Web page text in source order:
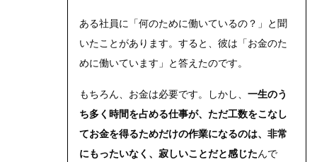
ある社員に「何のために働いているの？」と聞
いたことがあります。すると、彼は「お金のた
めに働いています」と答えたのです。
もちろん、お金は必要です。しかし、 一生のう
ち多く時間を占める仕事が、ただ工数をこなし
てお金を得るためだけの作業になるのは、非常
にもったいなく、寂しいことだと感じたんで